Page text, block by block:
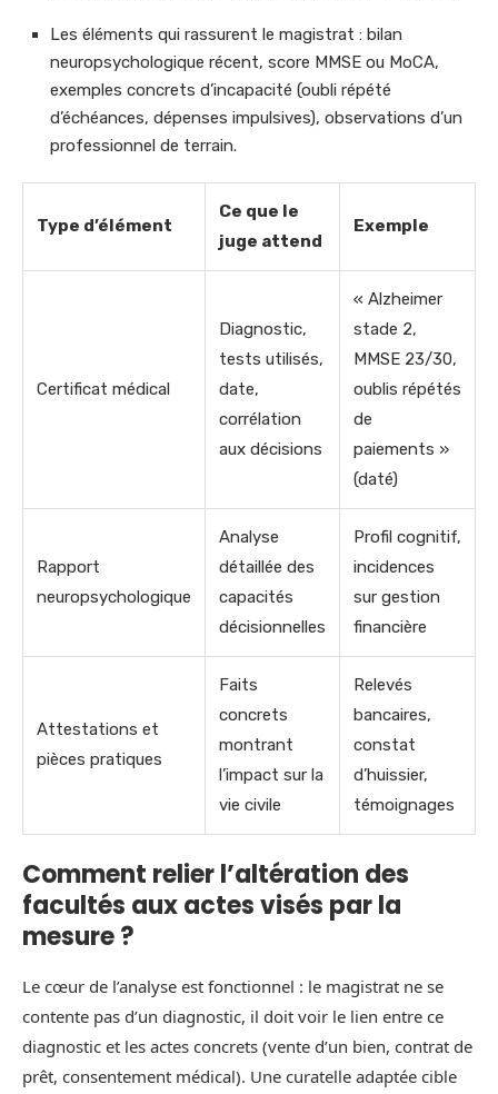
Les éléments qui rassurent le magistrat : bilan
neuropsychologique récent, score MMSE ou MoCA,
exemples concrets d’incapacité (oubli répété
d’échéances, dépenses impulsives), observations d’un
professionnel de terrain.
Type d’élément
Ce que le
juge attend
Exemple
Certificat médical
Diagnostic,
tests utilisés,
date,
corrélation
aux décisions
« Alzheimer
stade 2,
MMSE 23/30,
oublis répétés
de
paiements »
(daté)
Rapport
neuropsychologique
Analyse
détaillée des
capacités
décisionnelles
Profil cognitif,
incidences
sur gestion
financière
Attestations et
pièces pratiques
Faits
concrets
montrant
l’impact sur la
vie civile
Relevés
bancaires,
constat
d’huissier,
témoignages
Comment relier l’altération des
facultés aux actes visés par la
mesure ?
Le cœur de l’analyse est fonctionnel : le magistrat ne se
contente pas d’un diagnostic, il doit voir le lien entre ce
diagnostic et les actes concrets (vente d’un bien, contrat de
prêt, consentement médical). Une curatelle adaptée cible